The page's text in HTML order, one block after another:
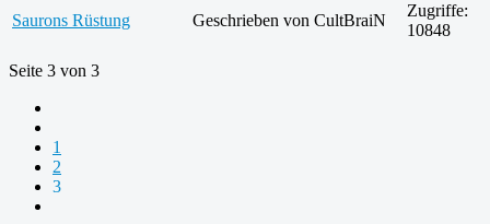
Saurons Rüstung Geschrieben von CultBraiN
Zugriffe:
10848
Seite 3 von 3
1
2
3